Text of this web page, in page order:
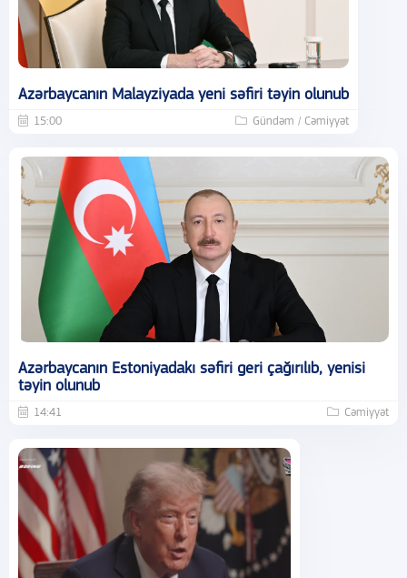
Azərbaycanın Malayziyada yeni səfiri təyin olunub
15:00 Gündəm / Cəmiyyət
Azərbaycanın Estoniyadakı səfiri geri çağırılıb, yenisi
təyin olunub
14:41 Cəmiyyət